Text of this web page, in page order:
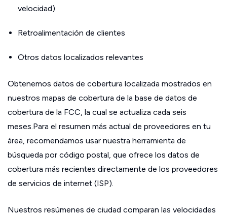
velocidad)
Retroalimentación de clientes
Otros datos localizados relevantes
Obtenemos datos de cobertura localizada mostrados en
nuestros mapas de cobertura de la base de datos de
cobertura de la FCC, la cual se actualiza cada seis
meses.Para el resumen más actual de proveedores en tu
área, recomendamos usar nuestra herramienta de
búsqueda por código postal, que ofrece los datos de
cobertura más recientes directamente de los proveedores
de servicios de internet (ISP).
Nuestros resúmenes de ciudad comparan las velocidades